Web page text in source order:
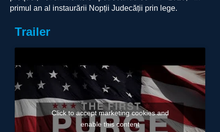
primul an al instaurării Nopții Judecății prin lege.
Trailer
Click to accept marketing cookies and
enable this content